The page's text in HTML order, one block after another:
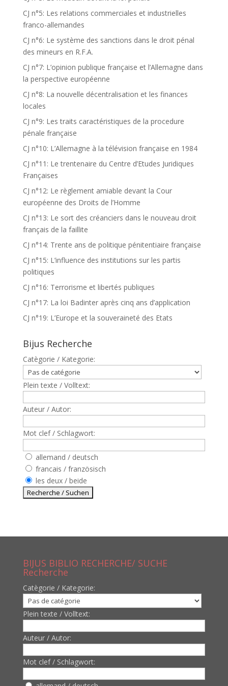
CJ n°5: Les relations commerciales et industrielles
franco-allemandes
CJ n°6: Le système des sanctions dans le droit pénal
des mineurs en R.F.A.
CJ n°7: L’opinion publique française et l’Allemagne dans
la perspective européenne
CJ n°8: La nouvelle décentralisation et les finances
locales
CJ n°9: Les traits caractéristiques de la procedure
pénale française
CJ n°10: L’Allemagne à la télévision française en 1984
CJ n°11: Le trentenaire du Centre d’Etudes Juridiques
Françaises
CJ n°12: Le règlement amiable devant la Cour
européenne des Droits de l’Homme
CJ n°13: Le sort des créanciers dans le nouveau droit
français de la faillite
CJ n°14: Trente ans de politique pénitentiaire française
CJ n°15: L’influence des institutions sur les partis
politiques
CJ n°16: Terrorisme et libertés publiques
CJ n°17: La loi Badinter après cinq ans d’application
CJ n°19: L’Europe et la souveraineté des Etats
Bijus Recherche
Catègorie / Kategorie:
Plein texte / Volltext:
Auteur / Autor:
Mot clef / Schlagwort:
allemand / deutsch
francais / französisch
les deux / beide
BIJUS BIBLIO RECHERCHE/ SUCHE
Recherche
Catègorie / Kategorie:
Plein texte / Volltext:
Auteur / Autor:
Mot clef / Schlagwort: